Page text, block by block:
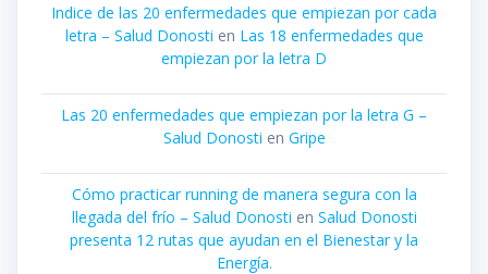
Indice de las 20 enfermedades que empiezan por cada
letra – Salud Donosti en Las 18 enfermedades que
empiezan por la letra D
Las 20 enfermedades que empiezan por la letra G –
Salud Donosti en Gripe
Cómo practicar running de manera segura con la
llegada del frío – Salud Donosti en Salud Donosti
presenta 12 rutas que ayudan en el Bienestar y la
Energía.